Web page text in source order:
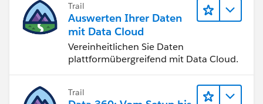
Trail
Auswerten Ihrer Daten
mit Data Cloud
Vereinheitlichen Sie Daten
plattformübergreifend mit Data Cloud.
Trail